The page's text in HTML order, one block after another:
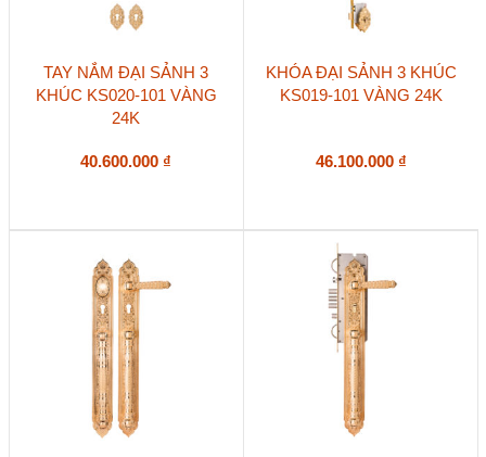
TAY NẮM ĐẠI SẢNH 3
KHÚC KS020-101 VÀNG
24K
40.600.000 ₫
KHÓA ĐẠI SẢNH 3 KHÚC
KS019-101 VÀNG 24K
46.100.000 ₫